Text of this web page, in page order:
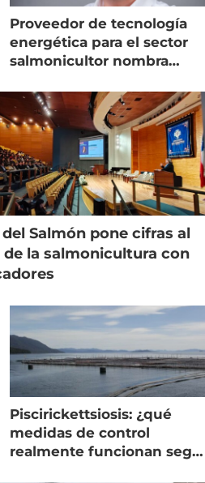
Proveedor de tecnología
energética para el sector
salmonicultor nombra
Salmón pone cifras al
la salmonicultura con
Piscirickettsiosis: ¿qué
medidas de control
realmente funcionan según